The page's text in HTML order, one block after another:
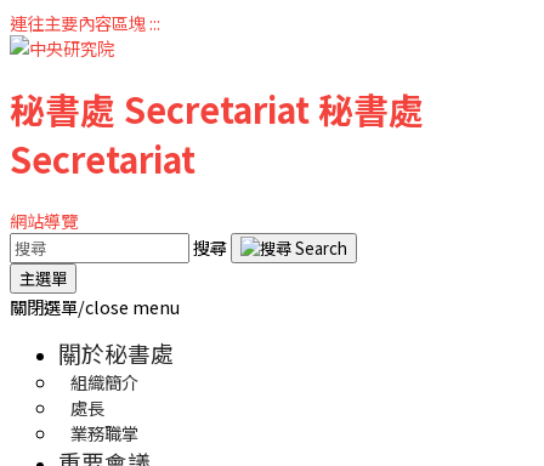
連往主要內容區塊:::
秘書處 Secretariat秘書處
Secretariat
網站導覽
搜尋
主選單
關閉選單/close menu
關於秘書處
組織簡介
處長
業務職掌